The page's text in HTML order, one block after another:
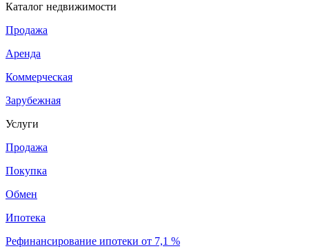
Каталог недвижимости
Продажа
Аренда
Коммерческая
Зарубежная
Услуги
Продажа
Покупка
Обмен
Ипотека
Рефинансирование ипотеки от 7,1 %